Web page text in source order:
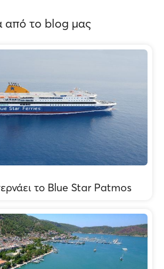
από το blog μας
το Blue Star Patmos